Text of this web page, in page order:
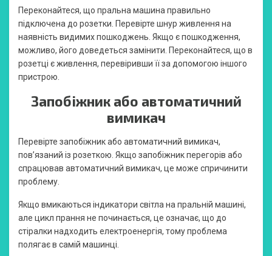
Переконайтеся, що пральна машина правильно
підключена до розетки. Перевірте шнур живлення на
наявність видимих пошкоджень. Якщо є пошкодження,
можливо, його доведеться замінити. Переконайтеся, що в
розетці є живлення, перевіривши її за допомогою іншого
пристрою.
Запобіжник або автоматичний
вимикач
Перевірте запобіжник або автоматичний вимикач,
пов’язаний із розеткою. Якщо запобіжник перегорів або
спрацював автоматичний вимикач, це може спричинити
проблему.
Якщо вмикаються індикатори світла на пральній машині,
але цикл прання не починається, це означає, що до
стіралки надходить електроенергія, тому проблема
полягає в самій машинці.